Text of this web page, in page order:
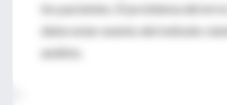
los pacientes. El problema del
debe estar exento del método
análisis.